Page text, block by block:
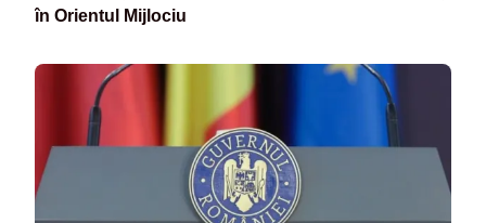
în Orientul Mijlociu